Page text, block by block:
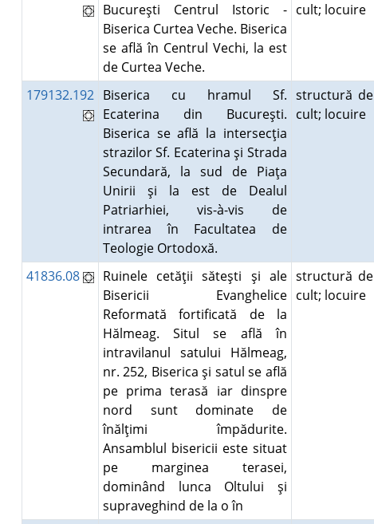
Bucureşti Centrul Istoric -
Biserica Curtea Veche. Biserica
se află în Centrul Vechi, la est
de Curtea Veche.
cult; locuire
179132.192 Biserica cu hramul Sf.
Ecaterina din Bucureşti.
Biserica se află la intersecţia
strazilor Sf. Ecaterina şi Strada
Secundară, la sud de Piaţa
Unirii şi la est de Dealul
Patriarhiei, vis-à-vis de
intrarea în Facultatea de
Teologie Ortodoxă.
structură de
cult; locuire
41836.08
Ruinele cetăţii săteşti şi ale
Bisericii Evanghelice
Reformată fortificată de la
Hălmeag. Situl se află în
intravilanul satului Hălmeag,
nr. 252, Biserica şi satul se află
pe prima terasă iar dinspre
nord sunt dominate de
înălţimi împădurite.
Ansamblul bisericii este situat
pe marginea terasei,
dominând lunca Oltului şi
supraveghind de la o în
structură de
cult; locuire